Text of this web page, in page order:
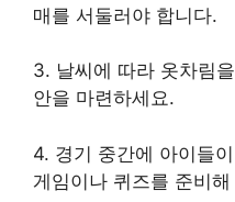
매를 서둘러야 합니다.
3. 날씨에 따라 옷차림
안을 마련하세요.
4. 경기 중간에 아이들
게임이나 퀴즈를 준비